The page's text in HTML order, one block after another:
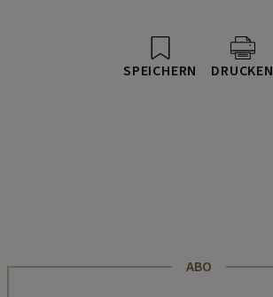
SPEICHERN DRUCKEN
ABO